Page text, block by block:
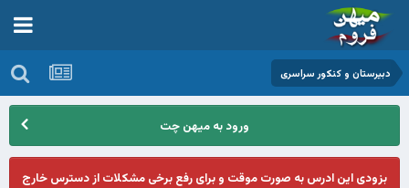
دبیرستان و کنکور سراسری
ورود به میهن چت
بزودی این ادرس به صورت موقت و برای رفع برخی مشکلات از دسترس خارج